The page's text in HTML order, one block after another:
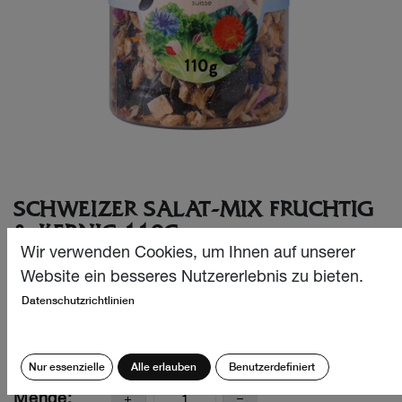
SCHWEIZER SALAT-MIX FRUCHTIG
& KERNIG 110G
Gourmet Salat Mix aus Schweizer Sonnenblumenkernen,
Wir verwenden Cookies, um Ihnen auf unserer
Website ein besseres Nutzererlebnis zu bieten.
Datenschutzrichtlinien
Nur essenzielle Alle erlauben Benutzerdefiniert